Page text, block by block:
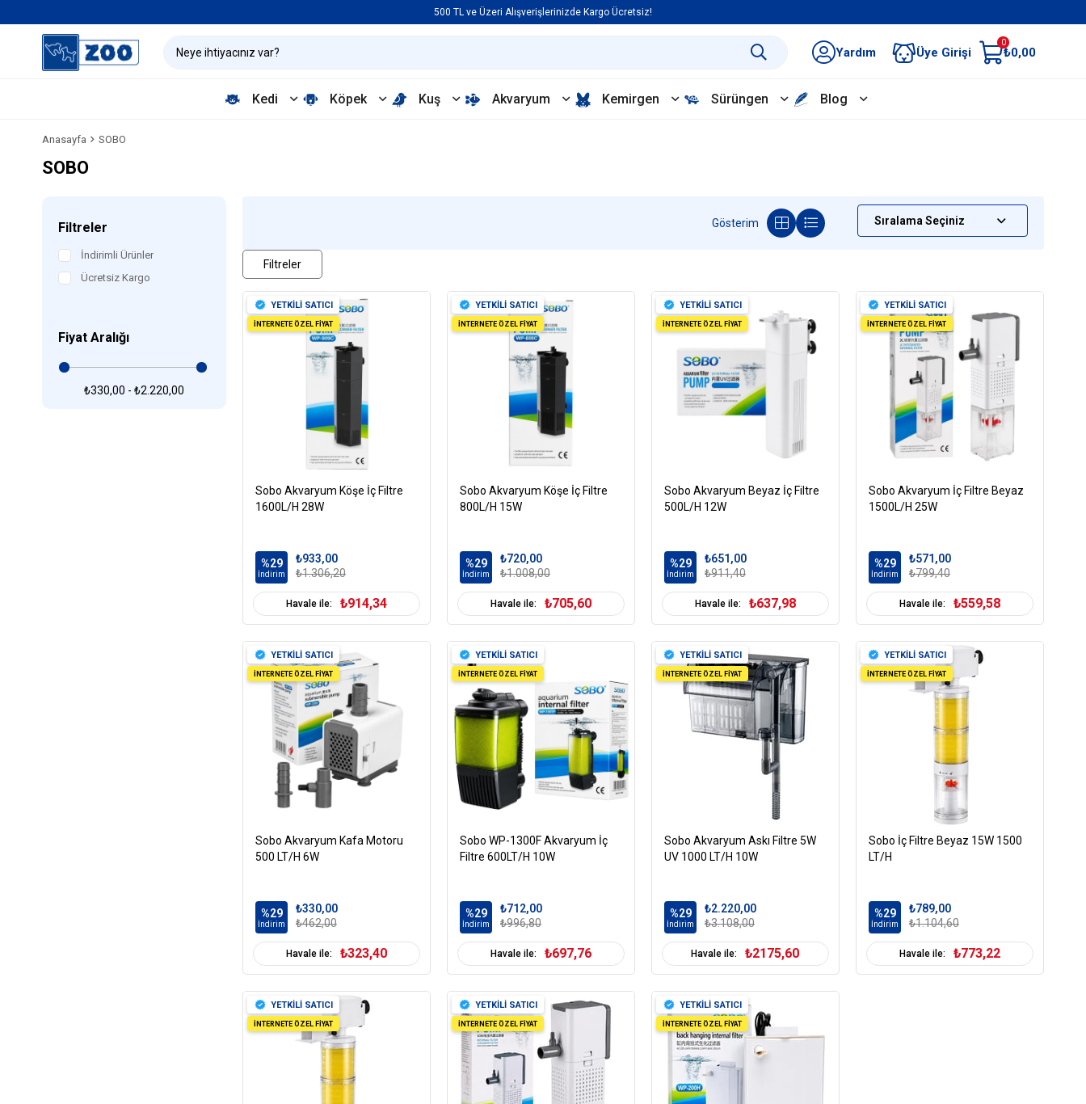
500 TL ve Üzeri Alışverişlerinizde Kargo Ücretsiz!
Yardım Üye Girişi
0
₺0,00
Kedi Köpek Kuş Akvaryum Kemirgen Sürüngen Blog
Anasayfa SOBO
SOBO
Filtreler
İndirimli Ürünler
Ücretsiz Kargo
Fiyat Aralığı
₺330,00 - ₺2.220,00
Filtreler
Sobo Akvaryum Köşe İç Filtre
1600L/H 28W
%29
İndirim
₺933,00
₺1.306,20
YETKİLİ SATICI
İNTERNETE ÖZEL FİYAT
Havale ile: ₺914,34
Sobo Akvaryum Köşe İç Filtre
800L/H 15W
%29
İndirim
₺720,00
₺1.008,00
YETKİLİ SATICI
İNTERNETE ÖZEL FİYAT
Havale ile: ₺705,60
Sobo Akvaryum Beyaz İç Filtre
500L/H 12W
%29
İndirim
₺651,00
₺911,40
YETKİLİ SATICI
İNTERNETE ÖZEL FİYAT
Havale ile: ₺637,98
Sobo Akvaryum İç Filtre Beyaz
1500L/H 25W
%29
İndirim
₺571,00
₺799,40
YETKİLİ SATICI
İNTERNETE ÖZEL FİYAT
Havale ile: ₺559,58
Sobo Akvaryum Kafa Motoru
500 LT/H 6W
%29
İndirim
₺330,00
₺462,00
YETKİLİ SATICI
İNTERNETE ÖZEL FİYAT
Havale ile: ₺323,40
Sobo WP-1300F Akvaryum İç
Filtre 600LT/H 10W
%29
İndirim
₺712,00
₺996,80
YETKİLİ SATICI
İNTERNETE ÖZEL FİYAT
Havale ile: ₺697,76
Sobo Akvaryum Askı Filtre 5W
UV 1000 LT/H 10W
%29
İndirim
₺2.220,00
₺3.108,00
YETKİLİ SATICI
İNTERNETE ÖZEL FİYAT
Havale ile: ₺2175,60
Sobo İç Filtre Beyaz 15W 1500
LT/H
%29
İndirim
₺789,00
₺1.104,60
YETKİLİ SATICI
İNTERNETE ÖZEL FİYAT
Havale ile: ₺773,22
YETKİLİ SATICI
İNTERNETE ÖZEL FİYAT
YETKİLİ SATICI
İNTERNETE ÖZEL FİYAT
YETKİLİ SATICI
İNTERNETE ÖZEL FİYAT